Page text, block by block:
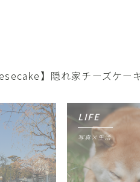
】隠れ家チーズケー
写真×生活
LIFE